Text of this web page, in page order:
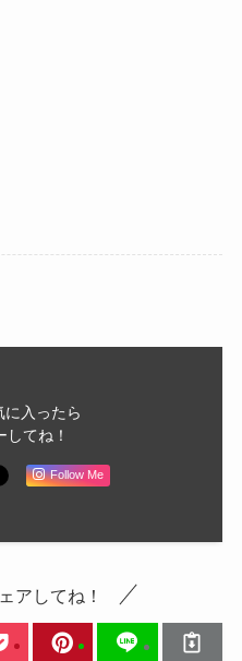
に入ったら
してね！
Follow Me
アしてね！